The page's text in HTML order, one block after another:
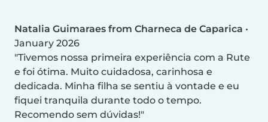
Natalia Guimaraes from Charneca de Caparica •
January 2026
Tivemos nossa primeira experiência com a Rute
e foi ótima. Muito cuidadosa, carinhosa e
dedicada. Minha filha se sentiu à vontade e eu
fiquei tranquila durante todo o tempo.
Recomendo sem dúvidas!